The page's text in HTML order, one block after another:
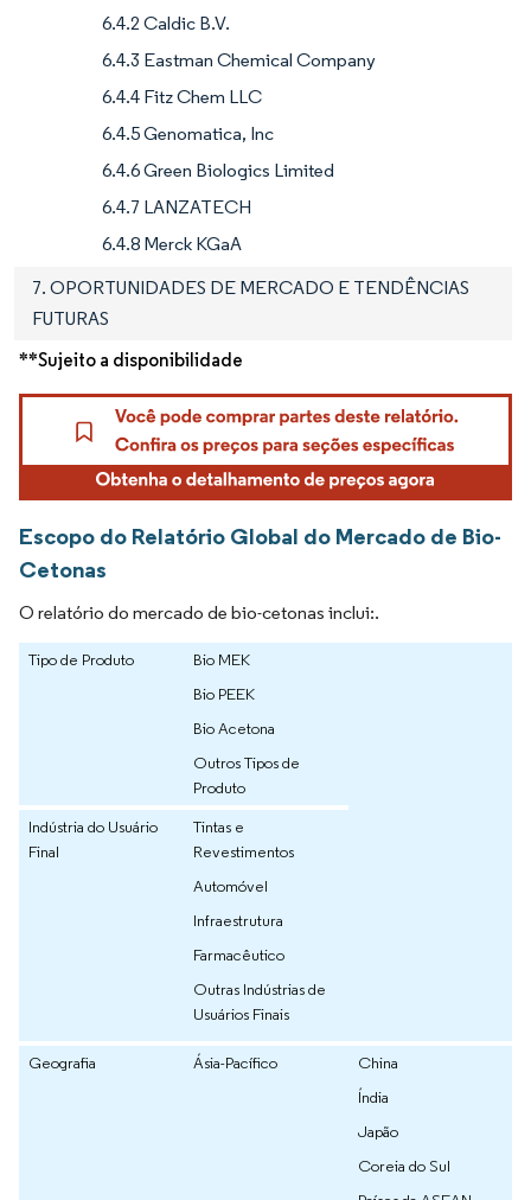
6.4.2 Caldic B.V.
6.4.3 Eastman Chemical Company
6.4.4 Fitz Chem LLC
6.4.5 Genomatica, Inc
6.4.6 Green Biologics Limited
6.4.7 LANZATECH
6.4.8 Merck KGaA
7. OPORTUNIDADES DE MERCADO E TENDÊNCIAS
FUTURAS
**Sujeito a disponibilidade
Escopo do Relatório Global do Mercado de Bio-
Cetonas
O relatório do mercado de bio-cetonas inclui:.
Tipo de Produto
Bio MEK
Bio PEEK
Bio Acetona
Outros Tipos de
Produto
Indústria do Usuário
Final
Tintas e
Revestimentos
Automóvel
Infraestrutura
Farmacêutico
Outras Indústrias de
Usuários Finais
Geografia Ásia-Pacífico
China
Índia
Japão
Coreia do Sul